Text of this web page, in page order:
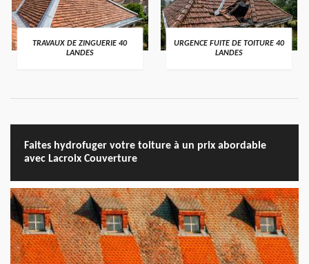
TRAVAUX DE ZINGUERIE 40
LANDES
URGENCE FUITE DE TOITURE 40
LANDES
Faites hydrofuger votre toiture à un prix abordable
avec Lacroix Couverture